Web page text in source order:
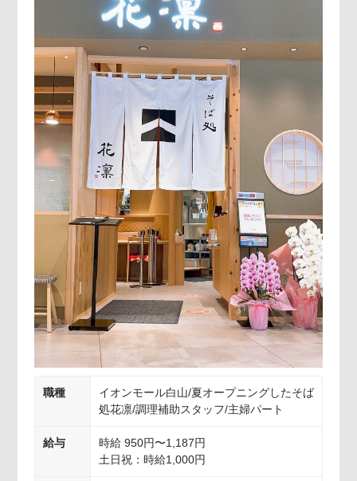
職種
イオンモール白山/夏オープニングしたそば
処花凛/調理補助スタッフ/主婦パート
給与
時給 950円〜1,187円
土日祝：時給1,000円